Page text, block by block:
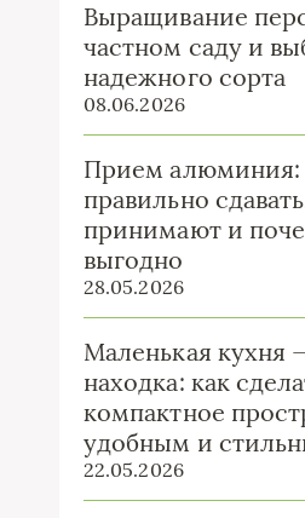
Выращивание
частном саду и
надежного сорта
08.06.2026
Прием алюминия:
правильно
принимают и
выгодно
28.05.2026
Маленькая кухня
находка: как
компактное
удобным и
22.05.2026